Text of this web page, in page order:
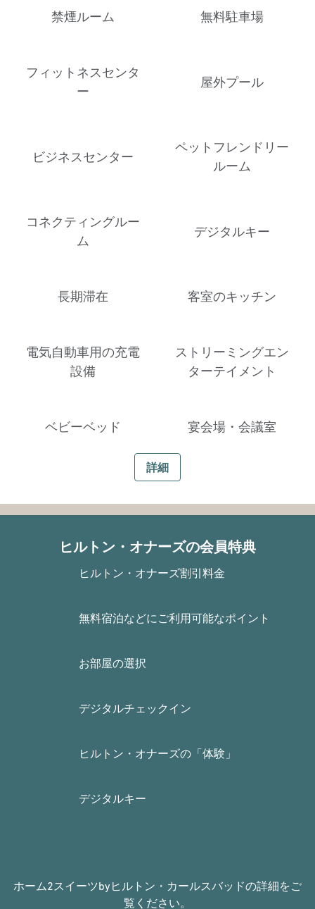
禁煙ルーム 無料駐車場
フィットネスセンタ
ー
屋外プール
ビジネスセンター
ペットフレンドリー
ルーム
コネクティングルー
ム
デジタルキー
長期滞在 客室のキッチン
電気自動車用の充電
設備
ストリーミングエン
ターテイメント
ベビーベッド 宴会場・会議室
詳細
ヒルトン・オナーズの会員特典
ヒルトン・オナーズ割引料金
無料宿泊などにご利用可能なポイント
お部屋の選択
デジタルチェックイン
ヒルトン・オナーズの「体験」
デジタルキー
ホーム2スイーツbyヒルトン・カールスバッドの詳細をご
覧ください。